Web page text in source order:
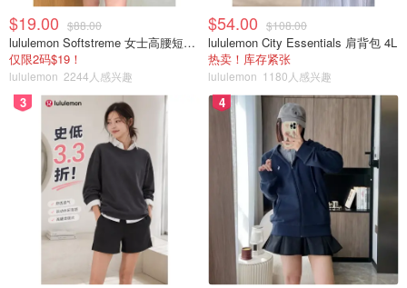
$19.00 $88.00
lululemon Softstreme 女士高腰短裤 10cm
仅限2码$19！
lululemon 2244人感兴趣
$54.00 $108.00
lululemon City Essentials 肩背包 4L
热卖！库存紧张
lululemon 1180人感兴趣
3 4